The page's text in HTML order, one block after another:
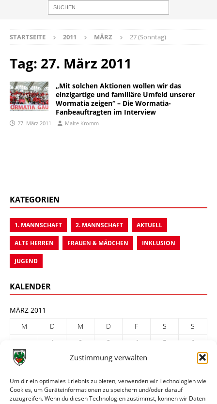
Zustimmung verwalten
Um dir ein optimales Erlebnis zu bieten, verwenden wir Technologien wie
Cookies, um Geräteinformationen zu speichern und/oder darauf
zuzugreifen. Wenn du diesen Technologien zustimmst, können wir Daten
STARTSEITE 2011 MÄRZ 27 (Sonntag)
Tag: 27. März 2011
„Mit solchen Aktionen wollen wir das
einzigartige und familiäre Umfeld unserer
Wormatia zeigen“ – Die Wormatia-
Fanbeauftragten im Interview
27. März 2011 Malte Kromm
KATEGORIEN
1. MANNSCHAFT 2. MANNSCHAFT AKTUELL
ALTE HERREN FRAUEN & MÄDCHEN INKLUSION
JUGEND
KALENDER
MÄRZ 2011
M
D M D F S
S
1
2 3 4 5
6
7
9 10 11
21
22 23 24 25 26